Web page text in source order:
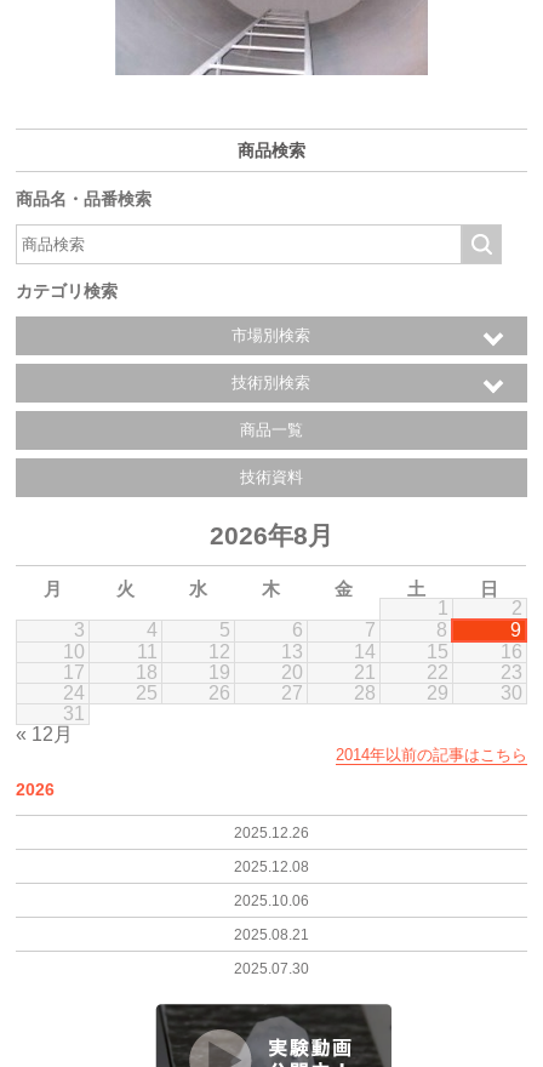
商品検索
商品名・品番検索
カテゴリ検索
市場別検索
技術別検索
商品一覧
技術資料
2026年8月
月 火 水 木 金 土
日
1
2
3
4 5 6 7 8
9
10
11 12 13 14 15
16
17
18 19 20 21 22
23
24
25 26 27 28 29
30
31
« 12月
2014年以前の記事はこちら
2026
2025.12.26
2025.12.08
2025.10.06
2025.08.21
2025.07.30